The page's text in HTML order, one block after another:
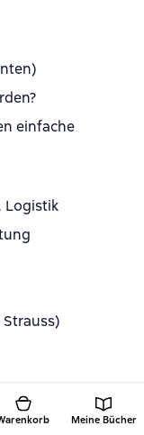
Meine Bücher
einfache
Logistik